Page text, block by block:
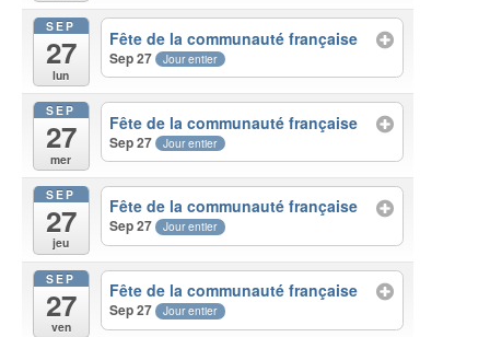
SEP
27
lun
Fête de la communauté française
Sep 27 Jour entier
SEP
27
mer
Fête de la communauté française
Sep 27 Jour entier
SEP
27
jeu
Fête de la communauté française
Sep 27 Jour entier
SEP
27
ven
Fête de la communauté française
Sep 27 Jour entier